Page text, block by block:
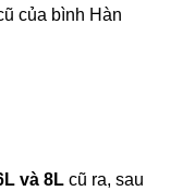
của bình Hàn
và 8L cũ ra, sau